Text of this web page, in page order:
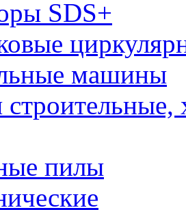
SDS+
машины
пилы